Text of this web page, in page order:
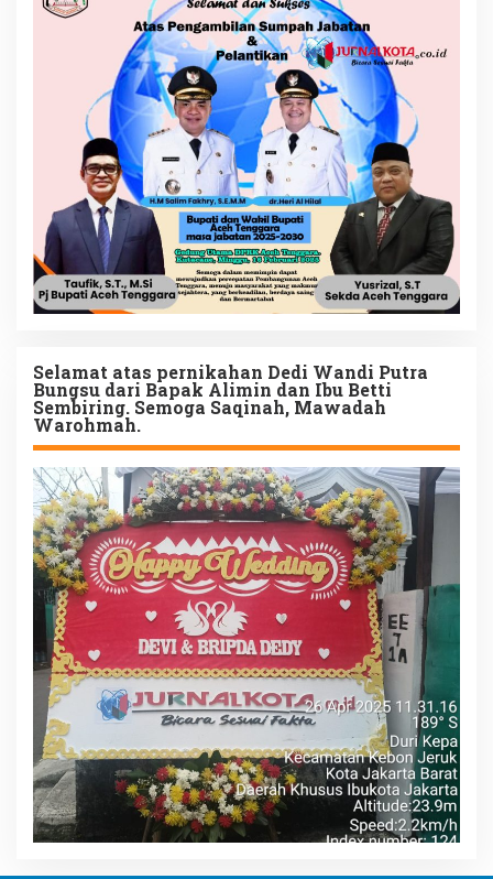
Selamat atas pernikahan Dedi Wandi Putra
Bungsu dari Bapak Alimin dan Ibu Betti
Sembiring. Semoga Saqinah, Mawadah
Warohmah.